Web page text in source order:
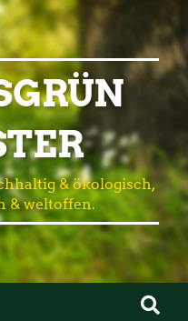
& ökologisch,
& weltoffen.